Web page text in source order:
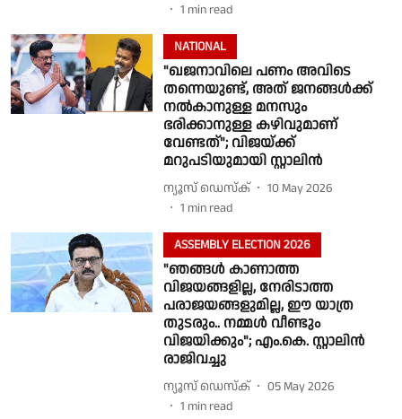
1 min read
NATIONAL
"ഖജനാവിലെ പണം അവിടെ
തന്നെയുണ്ട്, അത് ജനങ്ങള്‍ക്ക്
നല്‍കാനുള്ള മനസും
ഭരിക്കാനുള്ള കഴിവുമാണ്
വേണ്ടത്"; വിജയ്ക്ക്
മറുപടിയുമായി സ്റ്റാലിന്‍
ന്യൂസ് ഡെസ്ക്
10 May 2026
1 min read
ASSEMBLY ELECTION 2026
"ഞങ്ങൾ കാണാത്ത
വിജയങ്ങളില്ല, നേരിടാത്ത
പരാജയങ്ങളുമില്ല, ഈ യാത്ര
തുടരും.. നമ്മൾ വീണ്ടും
വിജയിക്കും"; എം.കെ. സ്റ്റാലിൻ
രാജിവച്ചു
ന്യൂസ് ഡെസ്ക്
05 May 2026
1 min read